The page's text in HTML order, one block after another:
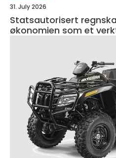
31. July 2026
Statsautorisert
økonomien som et